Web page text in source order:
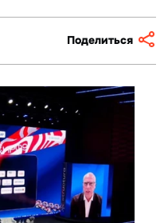
Поделиться